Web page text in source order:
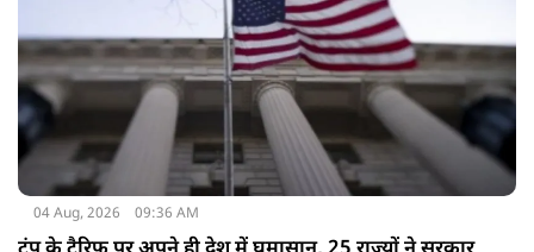
04 Aug, 2026 09:36 AM